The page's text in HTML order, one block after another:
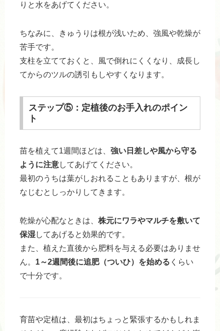
りと水をあげてください。
ちなみに、きゅうりは根が浅いため、強風や乾燥が
苦手です。
支柱を立てておくと、風で倒れにくくなり、成長し
てからのツルの誘引もしやすくなります。
ステップ⑤：定植後のお手入れのポイン
ト
苗を植えて1週間ほどは、 強い日差しや風から守る
ように注意してあげてください。
最初のうちは葉がしおれることもありますが、根が
なじむとしっかりしてきます。
乾燥が心配なときは、 株元にワラやマルチを敷いて
保湿してあげると効果的です。
また、植えた直後から肥料を与える必要はありませ
ん。 1～2週間後に追肥（ついひ）を始める くらい
で十分です。
育苗や定植は、最初はちょっと緊張するかもしれま